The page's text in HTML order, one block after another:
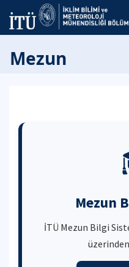
Mezun
Mezun
İTÜ Mezun Bilgi